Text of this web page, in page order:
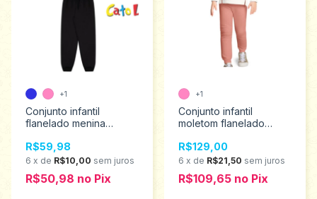
Conjunto infantil
flanelado menina
8 2808
R$59,98
6 x de R$10,00 sem juros
R$50,98 no Pix
+1
Conjunto infantil
moletom flanelado
Kyly 4 ao 8 1000761
R$129,00
6 x de R$21,50 sem juros
R$109,65 no Pix
+1